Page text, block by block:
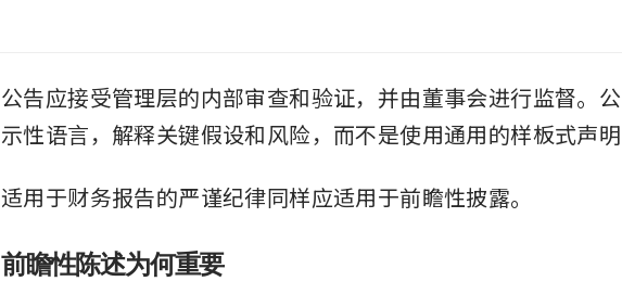
CEO
公告应接受管理层的内部审查和验证，并由董事会进行监督。
示性语言，解释关键假设和风险，而不是使用通用的样板式声
适用于财务报告的严谨纪律同样应适用于前瞻性披露。
前瞻性陈述为何重要